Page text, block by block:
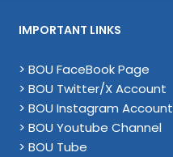
IMPORTANT LINKS
> BOU FaceBook Page
> BOU Twitter/X Account
> BOU Instagram Account
> BOU Youtube Channel
> BOU Tube